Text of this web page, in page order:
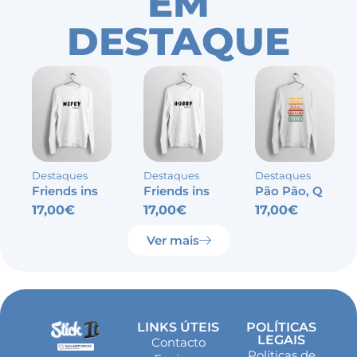
DESTAQUE
Destaques
17,00€
Destaques
17,00€
Destaques
17,00€
Ver mais
LINKS ÚTEIS
Contacto
POLÍTICAS
LEGAIS